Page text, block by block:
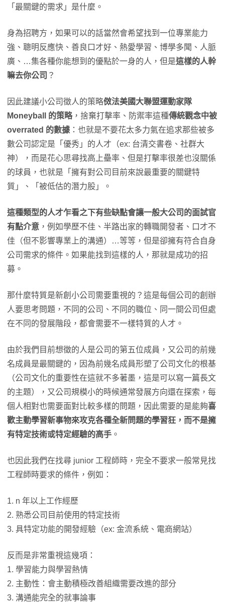
「最關鍵的需求」是什麼。
身為招聘方，如果可以的話當然會希望找到一位專業能力
強、聰明反應快、善良口才好、熱愛學習、博學多聞、人脈
廣、…集各種你能想到的優點於一身的人，但是這樣的人幹
嘛去你公司 ？
因此建議小公司徵人的策略傚法美國大聯盟運動家隊
Moneyball 的策略，捨棄打擊率、防禦率這種傳統觀念中被
overrated 的數據 ：也就是不要花太多力氣在追求那些被多
數公司認定是「優秀」的人才（ex: 台清交書卷、社群大
神），而是花心思尋找高上壘率、但是打擊率很差也沒關係
的球員，也就是「擁有對公司目前來說最重要的關鍵特
質」、「被低估的潛力股」。
這種類型的人才乍看之下有些缺點會讓一般大公司的面試官
有點介意 ，例如學歷不佳、半路出家的轉職開發者、口才不
佳（但不影響專業上的溝通）…等等，但是卻擁有符合自身
公司需求的條件。如果能找到這樣的人，那就是成功的招
募。
那什麼特質是新創小公司需要重視的？這是每個公司的創辦
人要思考問題，不同的公司、不同的職位、同一間公司但處
在不同的發展階段，都會需要不一樣特質的人才。
由於我們目前想徵的人是公司的第五位成員，又公司的前幾
名成員是最關鍵的，因為前幾名成員形塑了公司文化的根基
（公司文化的重要性在這就不多著墨，這是可以寫一篇長文
的主題），又公司規模小的時候通常發展方向還在探索，每
個人相對也需要面對比較多樣的問題，因此需要的是能夠喜
歡主動學習新事物來攻克各種全新問題的學習狂，而不是擁
有特定技術或特定經驗的高手 。
也因此我們在找尋 junior 工程師時，完全不要求一般常見找
工程師時要求的條件，例如：
1. n 年以上工作經歷
2. 熟悉公司目前使用的特定技術
3. 具特定功能的開發經驗（ex: 金流系統、電商網站）
反而是非常重視這幾項：
1. 學習能力與學習熱情
2. 主動性：會主動積極改善組織需要改進的部分
3. 溝通能完全的就事論事